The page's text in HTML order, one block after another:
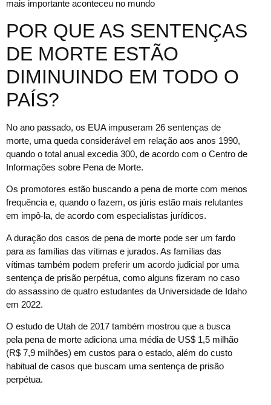
mais importante aconteceu no mundo
POR QUE AS SENTENÇAS
DE MORTE ESTÃO
DIMINUINDO EM TODO O
PAÍS?
No ano passado, os EUA impuseram 26 sentenças de
morte, uma queda considerável em relação aos anos 1990,
quando o total anual excedia 300, de acordo com o Centro de
Informações sobre Pena de Morte.
Os promotores estão buscando a pena de morte com menos
frequência e, quando o fazem, os júris estão mais relutantes
em impô-la, de acordo com especialistas jurídicos.
A duração dos casos de pena de morte pode ser um fardo
para as famílias das vítimas e jurados. As famílias das
vítimas também podem preferir um acordo judicial por uma
sentença de prisão perpétua, como alguns fizeram no caso
do assassino de quatro estudantes da Universidade de Idaho
em 2022.
O estudo de Utah de 2017 também mostrou que a busca
pela pena de morte adiciona uma média de US$ 1,5 milhão
(R$ 7,9 milhões) em custos para o estado, além do custo
habitual de casos que buscam uma sentença de prisão
perpétua.